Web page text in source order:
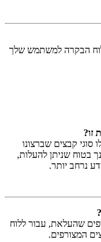
הבקרה למשתמש שלך
זו?
סוגי קבצים שברצונו
בטוח שניתן להעלות,
נרחב יותר.
שהעלאת, עבור ללוח
המצורפים.